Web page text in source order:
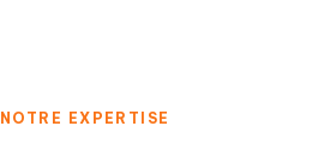
NOTRE EXPERTISE